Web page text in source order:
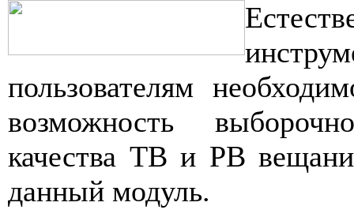
пользователям
возможность
качества ТВ и РВ
данный модуль.